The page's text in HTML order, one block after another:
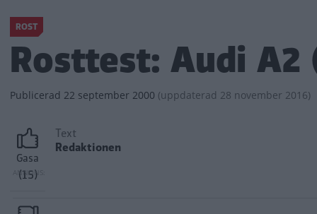
ROST
Rosttest: Audi A2
Publicerad 22 september 2000 (uppdaterad 28 november 2016)
Gasa
(15)
Text
Redaktionen